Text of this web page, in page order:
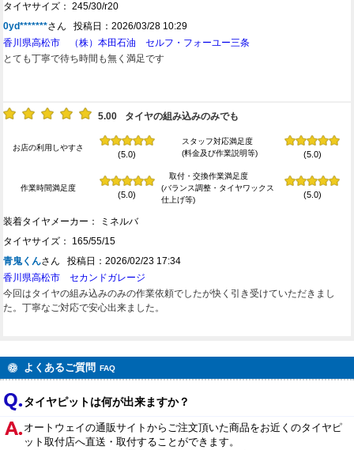
タイヤサイズ： 245/30/r20
0yd*******さん 投稿日：2026/03/28 10:29
香川県高松市 （株）本田石油 セルフ・フォーユー三条
とても丁寧で待ち時間も無く満足です
5.00 タイヤの組み込みのみでも
お店の利用しやすさ
(5.0)
スタッフ対応満足度
(料金及び作業説明等)
(5.0)
作業時間満足度
(5.0)
取付・交換作業満足度
(バランス調整・タイヤワックス
仕上げ等)
(5.0)
装着タイヤメーカー： ミネルバ
タイヤサイズ： 165/55/15
青鬼くんさん 投稿日：2026/02/23 17:34
香川県高松市 セカンドガレージ
今回はタイヤの組み込みのみの作業依頼でしたが快く引き受けていただきまし
た。丁寧なご対応で安心出来ました。
よくあるご質問 FAQ
タイヤピットは何が出来ますか？
オートウェイの通販サイトからご注文頂いた商品をお近くのタイヤピ
ット取付店へ直送・取付することができます。